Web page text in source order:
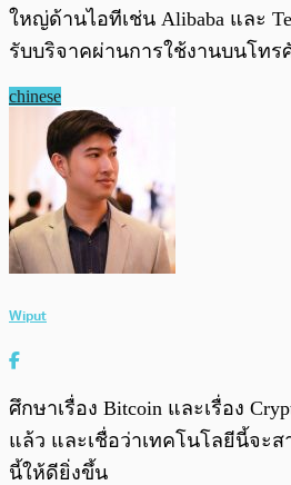
ใหญ่ด้านไอทีเช่น Alibaba และ
รับบริจาคผ่านการใช้งานบนโท
chinese
Wiput
ศึกษาเรื่อง Bitcoin และเรื่อง
แล้ว และเชื่อว่าเทคโนโลยีนี้จะ
นี้ให้ดียิ่งขึ้น